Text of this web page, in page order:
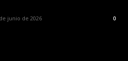
junio de 2026 0